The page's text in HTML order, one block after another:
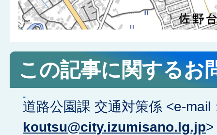
この記事に関するお
道路公園課 交通対策係 <e-mail
koutsu@city.izumisano.lg.jp>